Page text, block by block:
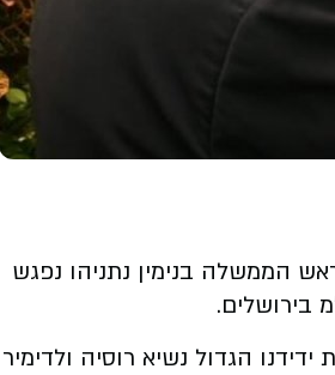
הממשלה בנימין נתניהו נפגש
בירושלים.
הגדול נשיא רוסיה ולדימיר